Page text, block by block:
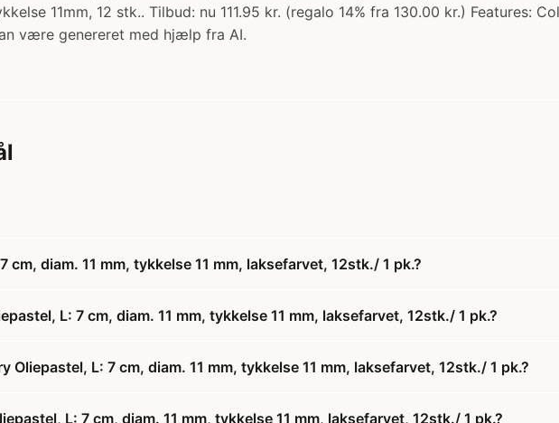
11mm, 12 stk.. Tilbud: nu 111.95 kr. (regalo 14% fra 130.00 kr.) Features:
være genereret med hjælp fra AI.
cm, diam. 11 mm, tykkelse 11 mm, laksefarvet, 12stk./ 1 pk.?
L: 7 cm, diam. 11 mm, tykkelse 11 mm, laksefarvet, 12stk./ 1 pk.?
Oliepastel, L: 7 cm, diam. 11 mm, tykkelse 11 mm, laksefarvet, 12stk./ 1 pk.?
L: 7 cm, diam. 11 mm, tykkelse 11 mm, laksefarvet, 12stk./ 1 pk.?